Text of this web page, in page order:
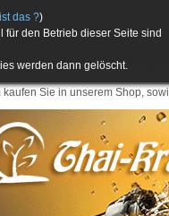
das ?)
den Betrieb dieser Seite sind
werden dann gelöscht.
kaufen Sie in unserem Shop,